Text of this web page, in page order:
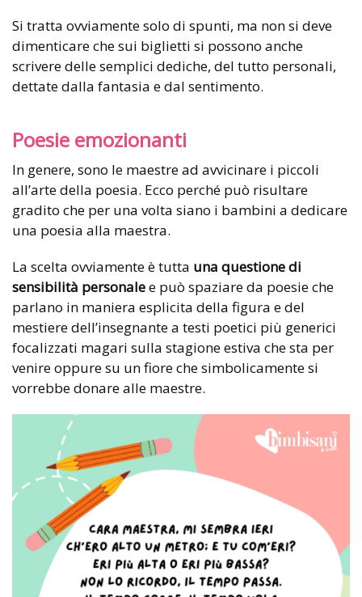
Si tratta ovviamente solo di spunti, ma non si deve
dimenticare che sui biglietti si possono anche
scrivere delle semplici dediche, del tutto personali,
dettate dalla fantasia e dal sentimento.
Poesie emozionanti
In genere, sono le maestre ad avvicinare i piccoli
all’arte della poesia. Ecco perché può risultare
gradito che per una volta siano i bambini a dedicare
una poesia alla maestra.
La scelta ovviamente è tutta una questione di
sensibilità personalee può spaziare da poesie che
parlano in maniera esplicita della figura e del
mestiere dell’insegnante a testi poetici più generici
focalizzati magari sulla stagione estiva che sta per
venire oppure su un fiore che simbolicamente si
vorrebbe donare alle maestre.